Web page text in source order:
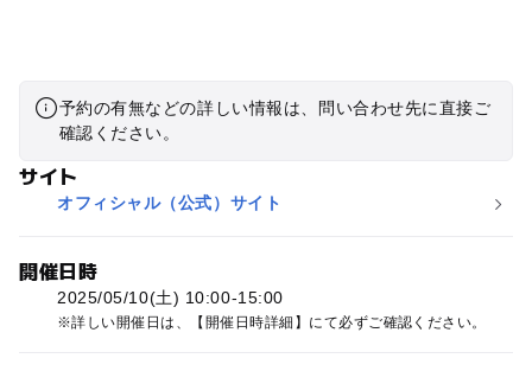
予約の有無などの詳しい情報は、問い合わせ先に直接ご
確認ください。
サイト
オフィシャル（公式）サイト
開催日時
2025/05/10(土) 10:00-15:00
詳しい開催日は、【開催日時詳細】にて必ずご確認ください。